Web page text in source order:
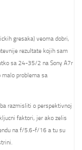
gresaka) veoma dobri,
rezultate kojih sam
sa 24-35/2 na Sony A7r
problema sa
razmisliti o perspektivnoj
faktori, jer ako zelis
na f/5.6-f/16 a tu su